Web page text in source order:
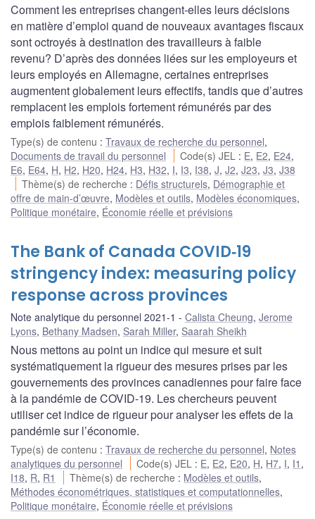
Comment les entreprises changent-elles leurs décisions
en matière d’emploi quand de nouveaux avantages fiscaux
sont octroyés à destination des travailleurs à faible
revenu? D’après des données liées sur les employeurs et
leurs employés en Allemagne, certaines entreprises
augmentent globalement leurs effectifs, tandis que d’autres
remplacent les emplois fortement rémunérés par des
emplois faiblement rémunérés.
Type(s) de contenu : Travaux de recherche du personnel,
Documents de travail du personnel
Code(s) JEL : E, E2, E24,
E6, E64, H, H2, H20, H24, H3, H32, I, I3, I38, J, J2, J23, J3, J38
Thème(s) de recherche : Défis structurels, Démographie et
offre de main-d’œuvre, Modèles et outils, Modèles économiques,
Politique monétaire, Économie réelle et prévisions
The Bank of Canada COVID‑19
stringency index: measuring policy
response across provinces
Note analytique du personnel 2021-1 Calista Cheung, Jerome
Lyons, Bethany Madsen, Sarah Miller, Saarah Sheikh
Nous mettons au point un indice qui mesure et suit
systématiquement la rigueur des mesures prises par les
gouvernements des provinces canadiennes pour faire face
à la pandémie de COVID-19. Les chercheurs peuvent
utiliser cet indice de rigueur pour analyser les effets de la
pandémie sur l’économie.
Type(s) de contenu : Travaux de recherche du personnel, Notes
analytiques du personnel
Code(s) JEL : E, E2, E20, H, H7, I, I1 ,
I18, R, R1 Thème(s) de recherche : Modèles et outils,
Méthodes économétriques, statistiques et computationnelles,
Politique monétaire, Économie réelle et prévisions